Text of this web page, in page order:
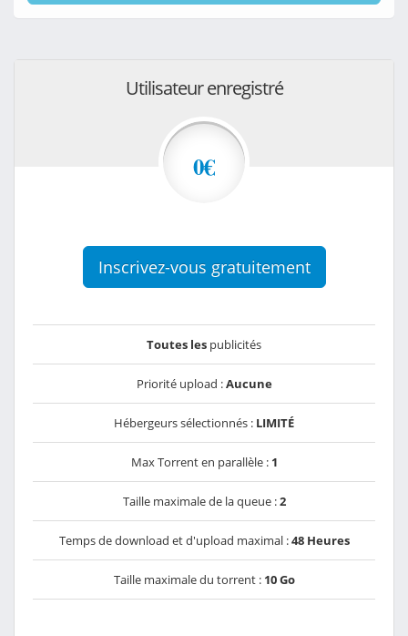
Utilisateur enregistré
0€
Inscrivez-vous gratuitement
Toutes les publicités
Priorité upload :Aucune
Hébergeurs sélectionnés : LIMITÉ
Max Torrent en parallèle : 1
Taille maximale de la queue :2
Temps de download et d'upload maximal :48 Heures
Taille maximale du torrent : 10 Go